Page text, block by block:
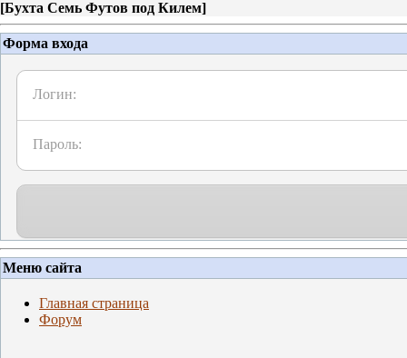
[Бухта Семь Футов под Килем]
Форма входа
Логин:
Пароль:
Меню сайта
Главная страница
Форум